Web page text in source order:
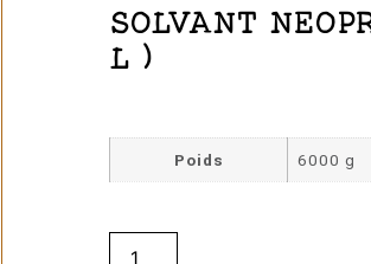
SOLVANT
L )
Poids 6000 g